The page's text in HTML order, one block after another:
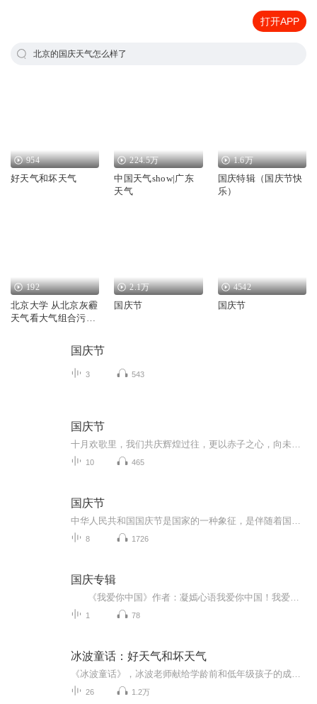
打开APP
北京的国庆天气怎么样了
954
好天气和坏天气
224.5万
中国天气show|广东
天气
1.6万
国庆特辑（国庆节快
乐）
192
北京大学 从北京灰霾
天气看大气组合污染
2.1万
国庆节
4542
国庆节
国庆节
3 543
国庆节
10 465
国庆节
8 1726
国庆专辑
1 78
冰波童话：好天气和坏天气
26 1.2万